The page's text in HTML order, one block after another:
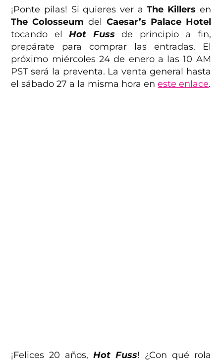
¡Ponte pilas! Si quieres ver aThe Killers en
The Colosseum del Caesar’s Palace Hotel
tocando elHot Fussde principio a fin,
prepárate para comprar las entradas. El
próximo miércoles 24 de enero a las 10 AM
PST será la preventa. La venta general hasta
el sábado 27 a la misma hora eneste enlace.
¡Felices 20 años,Hot Fuss! ¿Con qué rola